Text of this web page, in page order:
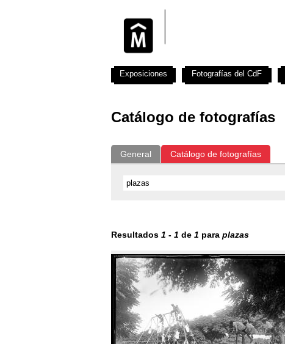
Catálogo de fotografías
General Catálogo de fotografías
Resultados 1 - 1 de 1 para plazas
Exposiciones Fotografías del CdF